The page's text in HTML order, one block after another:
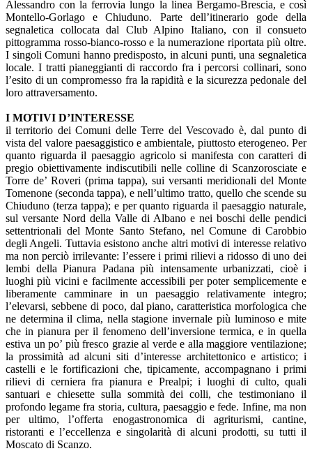
Alessandro con la ferrovia lungo la linea Bergamo-Brescia, e così
Montello-Gorlago e Chiuduno. Parte dell’itinerario gode della
segnaletica collocata dal Club Alpino Italiano, con il consueto
pittogramma rosso-bianco-rosso e la numerazione riportata più oltre.
I singoli Comuni hanno predisposto, in alcuni punti, una segnaletica
locale. I tratti pianeggianti di raccordo fra i percorsi collinari, sono
l’esito di un compromesso fra la rapidità e la sicurezza pedonale del
loro attraversamento.
I MOTIVI D’INTERESSE
il territorio dei Comuni delle Terre del Vescovado è, dal punto di
vista del valore paesaggistico e ambientale, piuttosto eterogeneo. Per
quanto riguarda il paesaggio agricolo si manifesta con caratteri di
pregio obiettivamente indiscutibili nelle colline di Scanzorosciate e
Torre de’ Roveri (prima tappa), sui versanti meridionali del Monte
Tomenone (seconda tappa), e nell’ultimo tratto, quello che scende su
Chiuduno (terza tappa); e per quanto riguarda il paesaggio naturale,
sul versante Nord della Valle di Albano e nei boschi delle pendici
settentrionali del Monte Santo Stefano, nel Comune di Carobbio
degli Angeli. Tuttavia esistono anche altri motivi di interesse relativo
ma non perciò irrilevante: l’essere i primi rilievi a ridosso di uno dei
lembi della Pianura Padana più intensamente urbanizzati, cioè i
luoghi più vicini e facilmente accessibili per poter semplicemente e
liberamente camminare in un paesaggio relativamente integro;
l’elevarsi, sebbene di poco, dal piano, caratteristica morfologica che
ne determina il clima, nella stagione invernale più luminoso e mite
che in pianura per il fenomeno dell’inversione termica, e in quella
estiva un po’ più fresco grazie al verde e alla maggiore ventilazione;
la prossimità ad alcuni siti d’interesse architettonico e artistico; i
castelli e le fortificazioni che, tipicamente, accompagnano i primi
rilievi di cerniera fra pianura e Prealpi; i luoghi di culto, quali
santuari e chiesette sulla sommità dei colli, che testimoniano il
profondo legame fra storia, cultura, paesaggio e fede. Infine, ma non
per ultimo, l’offerta enogastronomica di agriturismi, cantine,
ristoranti e l’eccellenza e singolarità di alcuni prodotti, su tutti il
Moscato di Scanzo.